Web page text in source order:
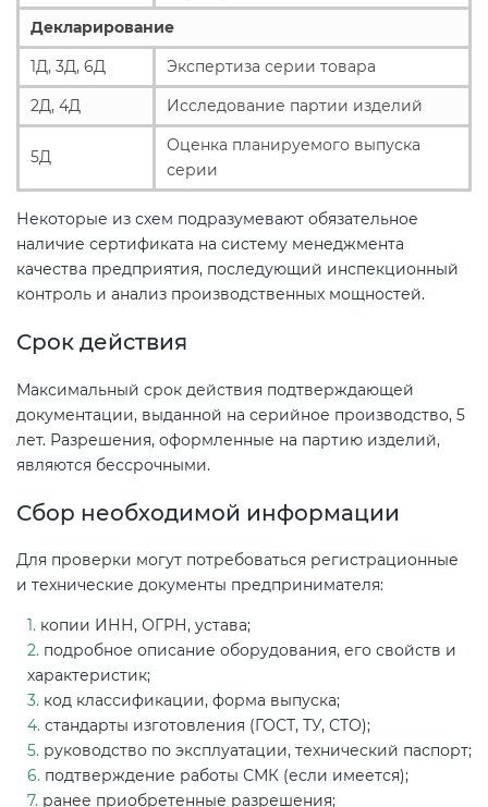
Декларирование
1Д, 3Д, 6Д
Экспертиза серии товара
2Д, 4Д
Исследование партии изделий
5Д
Оценка планируемого выпуска
серии
Некоторые из схем подразумевают обязательное
наличие сертификата на систему менеджмента
качества предприятия, последующий инспекционный
контроль и анализ производственных мощностей.
Срок действия
Максимальный срок действия подтверждающей
документации, выданной на серийное производство, 5
лет. Разрешения, оформленные на партию изделий,
являются бессрочными.
Сбор необходимой информации
Для проверки могут потребоваться регистрационные
и технические документы предпринимателя:
копии ИНН, ОГРН, устава;
подробное описание оборудования, его свойств и
характеристик;
код классификации, форма выпуска;
стандарты изготовления (ГОСТ, ТУ, СТО);
руководство по эксплуатации, технический паспорт;
подтверждение работы СМК (если имеется);
ранее приобретенные разрешения;